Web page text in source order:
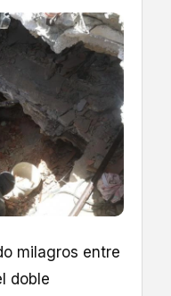
milagros entre
doble